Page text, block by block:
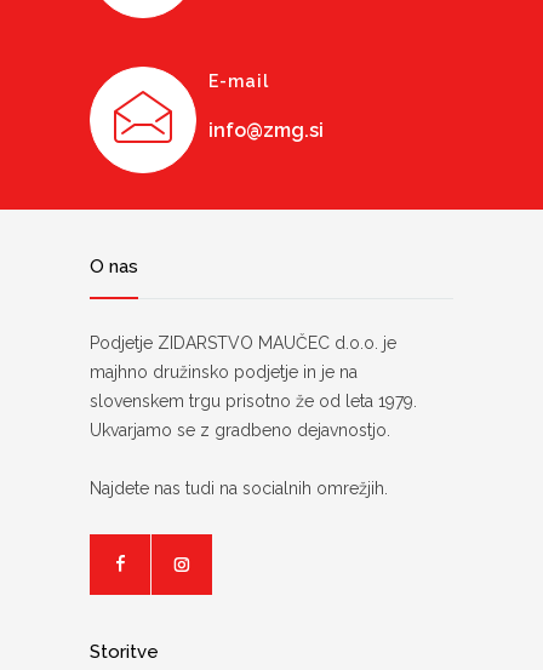
E-mail
info@zmg.si
O nas
Podjetje ZIDARSTVO MAUČEC d.o.o. je
majhno družinsko podjetje in je na
slovenskem trgu prisotno že od leta 1979.
Ukvarjamo se z gradbeno dejavnostjo.
Najdete nas tudi na socialnih omrežjih.
Storitve